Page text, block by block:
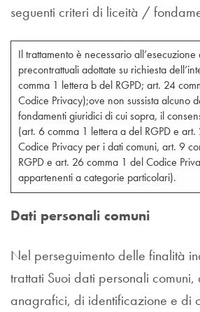
seguenti criteri di liceità /
Il trattamento è necessario all’esecuzione
precontrattuali adottate su richiesta
comma 1 lettera b del RGPD; art. 24
Codice Privacy);ove non sussista alcuno
fondamenti giuridici di cui sopra, il
(art. 6 comma 1 lettera a del RGPD e
Codice Privacy per i dati comuni, art. 9
RGPD e art. 26 comma 1 del Codice
appartenenti a categorie particolari).
Dati personali comuni
Nel perseguimento delle finalità
trattati Suoi dati personali
anagrafici, di identificazione e di